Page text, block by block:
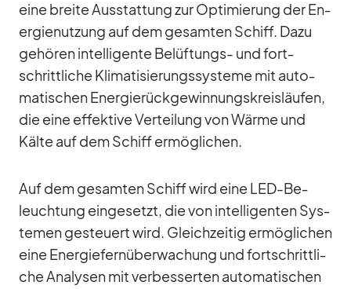
eine breite Aus­stat­tung zur Op­ti­mie­rung der En­
er­gie­nut­zung auf dem ge­sam­ten Schiff. Dazu
ge­hö­ren in­tel­li­gente Be­lüf­tungs- und fort­
schritt­li­che Kli­ma­ti­sie­rungs­sys­teme mit au­to­
ma­ti­schen En­er­gie­rück­ge­win­nungs­kreis­läu­fen,
die eine ef­fek­tive Ver­tei­lung von Wärme und
Kälte auf dem Schiff er­mög­li­chen.
Auf dem ge­sam­ten Schiff wird eine LED-Be­
leuch­tung ein­ge­setzt, die von in­tel­li­gen­ten Sys­
te­men ge­steu­ert wird. Gleich­zei­tig er­mög­li­chen
eine En­er­gie­fern­über­wa­chung und fort­schritt­li­
che Ana­ly­sen mit ver­bes­ser­ten au­to­ma­ti­schen